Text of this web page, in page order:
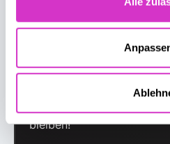
Informationen über Ihre
erfassen, welche bis auf
Abonnieren Sie unseren
bleiben!